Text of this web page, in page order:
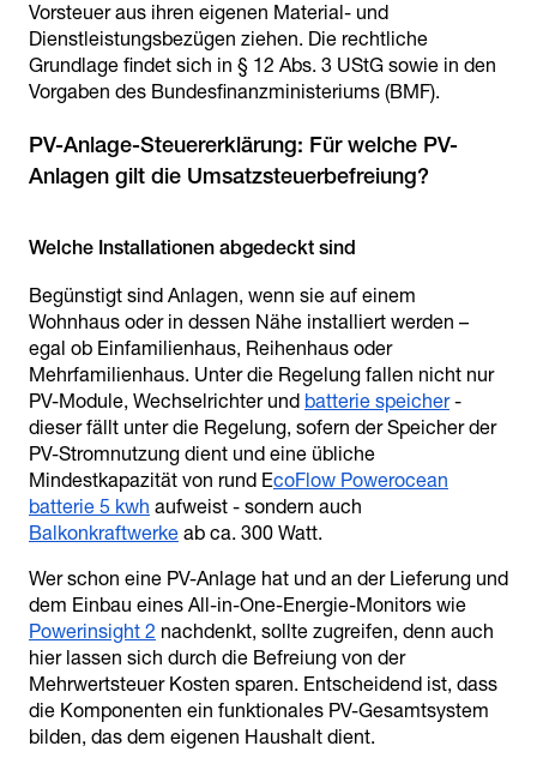
Vorsteuer aus ihren eigenen Material- und
Dienstleistungsbezügen ziehen. Die rechtliche
Grundlage findet sich in § 12 Abs. 3 UStG sowie in den
Vorgaben des Bundesfinanzministeriums (BMF).
PV-Anlage-Steuererklärung: Für welche PV-
Begünstigt sind Anlagen, wenn sie auf einem
Wohnhaus oder in dessen Nähe installiert werden –
egal ob Einfamilienhaus, Reihenhaus oder
Mehrfamilienhaus. Unter die Regelung fallen nicht nur
PV-Module, Wechselrichter und batterie speicher-
dieser fällt unter die Regelung, sofern der Speicher der
PV-Stromnutzung dient und eine übliche
Mindestkapazität von rund EcoFlow Powerocean
batterie 5 kwh aufweist - sondern auch
Balkonkraftwerke ab ca. 300 Watt.
Wer schon eine PV-Anlage hat und an der Lieferung und
dem Einbau eines All-in-One-Energie-Monitors wie
Powerinsight 2 nachdenkt, sollte zugreifen, denn auch
hier lassen sich durch die Befreiung von der
Mehrwertsteuer Kosten sparen. Entscheidend ist, dass
die Komponenten ein funktionales PV-Gesamtsystem
bilden, das dem eigenen Haushalt dient.